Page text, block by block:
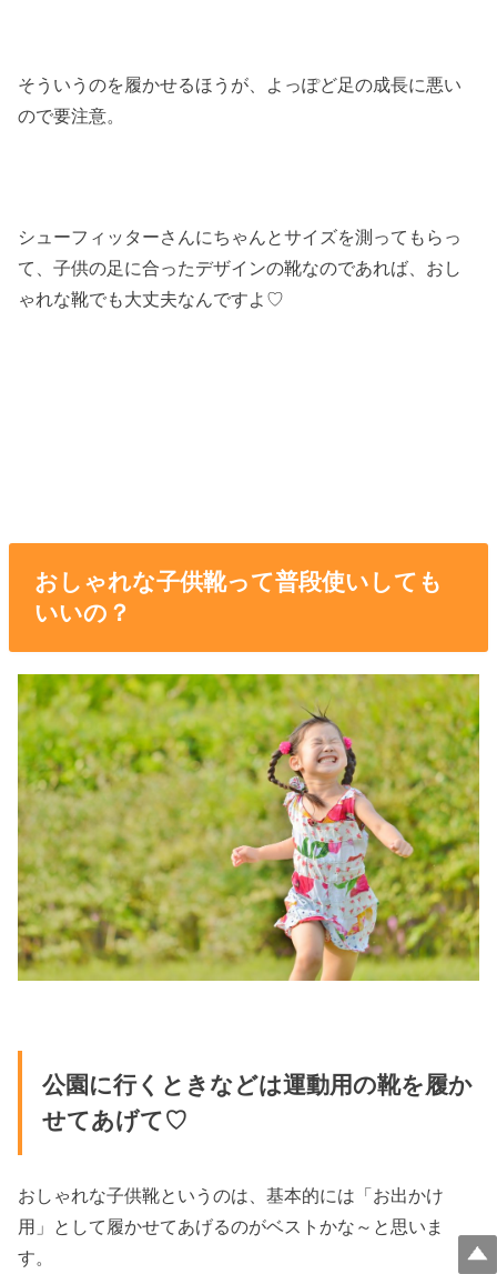
そういうのを履かせるほうが、よっぽど足の成長に悪い
ので要注意。
シューフィッターさんにちゃんとサイズを測ってもらっ
て、子供の足に合ったデザインの靴なのであれば、おし
ゃれな靴でも大丈夫なんですよ♡
おしゃれな子供靴って普段使いしても
いいの？
公園に行くときなどは運動用の靴を履か
せてあげて♡
おしゃれな子供靴というのは、基本的には「お出かけ
用」として履かせてあげるのがベストかな～と思いま
す。